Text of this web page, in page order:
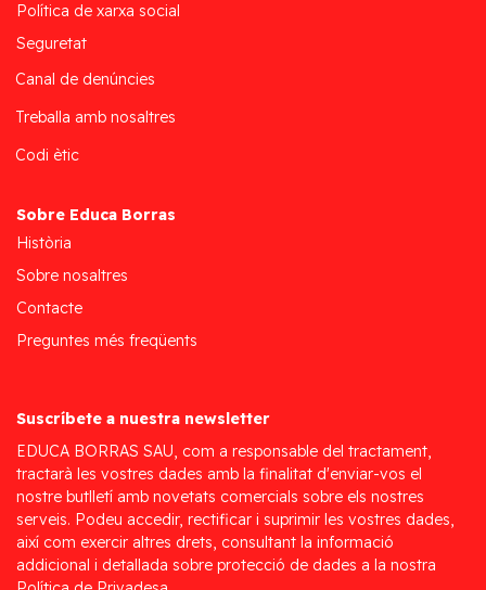
Política de xarxa social
Seguretat
Canal de denúncies
Treballa amb nosaltres
Codi ètic
Sobre Educa Borras
Història
Sobre nosaltres
Contacte
Preguntes més freqüents
Suscríbete a nuestra newsletter
EDUCA BORRAS SAU, com a responsable del tractament,
tractarà les vostres dades amb la finalitat d'enviar-vos el
nostre butlletí amb novetats comercials sobre els nostres
serveis. Podeu accedir, rectificar i suprimir les vostres dades,
així com exercir altres drets, consultant la informació
addicional i detallada sobre protecció de dades a la nostra